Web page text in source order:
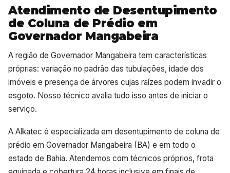
Atendimento de Desentupimento
de Coluna de Prédio em
Governador Mangabeira
A região de Governador Mangabeira tem características
próprias: variação no padrão das tubulações, idade dos
imóveis e presença de árvores cujas raízes podem invadir o
esgoto. Nosso técnico avalia tudo isso antes de iniciar o
serviço.
A Alkatec é especializada em desentupimento de coluna de
prédio em Governador Mangabeira (BA) e em todo o
estado de Bahia. Atendemos com técnicos próprios, frota